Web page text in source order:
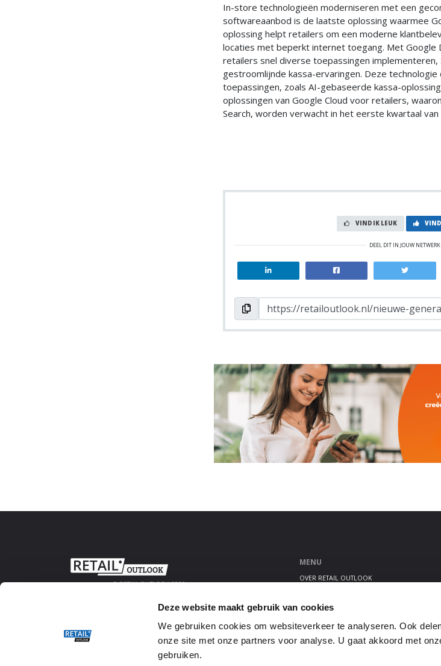
Deze website maakt gebruik van cookies
We gebruiken cookies om websiteverkeer te analyseren. Ook
onze site met onze partners voor analyse. U gaat akkoord met
gebruiken.
In-store technologieën moderniseren met een
softwareaanbod is de laatste oplossing waarmee
oplossing helpt retailers om een moderne
locaties met beperkt internet toegang. Met Google
retailers snel diverse toepassingen implementeren,
gestroomlijnde kassa-ervaringen. Deze
toepassingen, zoals AI-gebaseerde kassa-
oplossingen van Google Cloud voor retailers,
Search, worden verwacht in het eerste kwartaal van
VIND IK LEUK
DEEL DIT IN JOUW NETWERK
© RETAIL OUTLOOK 2020
MENU
OVER RETAIL OUTLOOK
ALGEMENE VOORWAARDEN
GEBRUIKERSVOORWAARDEN
DISCLAIMER